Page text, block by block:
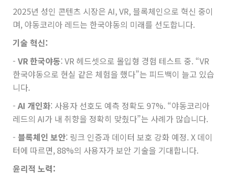
2025년 성인 콘텐츠 시장은 AI, VR, 블록체인으로 혁신 중이
며, 야동코리아 레드는 한국야동의 미래를 선도합니다.
기술 혁신:
- VR 한국야동: VR 헤드셋으로 몰입형 경험 테스트 중. “VR
한국야동으로 현실 같은 체험을 했다”는 피드백이 늘고 있습
니다.
- AI 개인화: 사용자 선호도 예측 정확도 97%. “야동코리아
레드의 AI가 내 취향을 정확히 맞췄다”는 사례가 많습니다.
- 블록체인 보안: 링크 인증과 데이터 보호 강화 예정. X 데이
터에 따르면, 88%의 사용자가 보안 기술을 기대합니다.
윤리적 노력: